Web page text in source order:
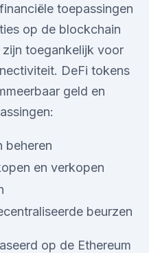
toepassingen
op de blockchain
toegankelijk voor
DeFi tokens
geld en
beheren
en verkopen
beurzen
op de Ethereum